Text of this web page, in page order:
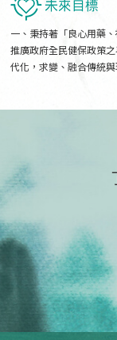
一、秉持著「良心用藥
推廣政府全民健保政策
代化，求變、融合傳統